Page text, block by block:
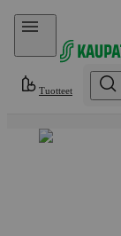
Hyppää sisältöön
Tuotteet